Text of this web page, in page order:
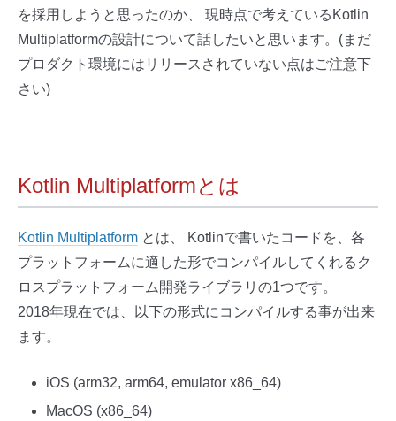
を採用しようと思ったのか、 現時点で考えているKotlin
Multiplatformの設計について話したいと思います。(まだ
プロダクト環境にはリリースされていない点はご注意下
さい)
Kotlin Multiplatformとは
Kotlin Multiplatform とは、 Kotlinで書いたコードを、各
プラットフォームに適した形でコンパイルしてくれるク
ロスプラットフォーム開発ライブラリの1つです。
2018年現在では、以下の形式にコンパイルする事が出来
ます。
iOS (arm32, arm64, emulator x86_64)
MacOS (x86_64)